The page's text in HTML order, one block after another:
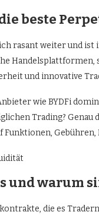
beste
rasant weiter und ist
Handelsplattformen,
und innovative
wie BYDFi
Trading? Genau
Funktionen,
und warum
die es